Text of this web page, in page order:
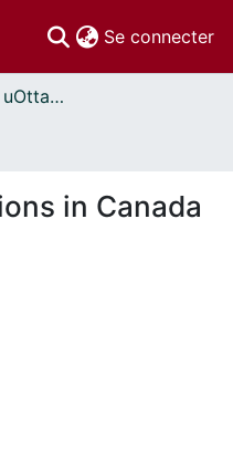
Se connecter
Thèses uOttawa // uOttawa Theses
in Canada